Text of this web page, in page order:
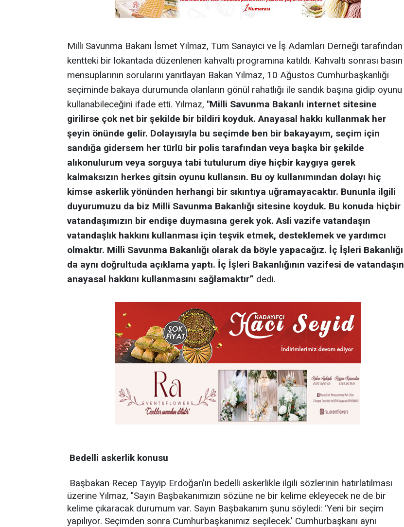
Milli Savunma Bakanı İsmet Yılmaz, Tüm Sanayici ve İş Adamları Derneği tarafından
kentteki bir lokantada düzenlenen kahvaltı programına katıldı. Kahvaltı sonrası basın
mensuplarının sorularını yanıtlayan Bakan Yılmaz, 10 Ağustos Cumhurbaşkanlığı
seçiminde bakaya durumunda olanların gönül rahatlığı ile sandık başına gidip oyunu
kullanabileceğini ifade etti. Yılmaz, "Milli Savunma Bakanlı internet sitesine
girilirse çok net bir şekilde bir bildiri koyduk. Anayasal hakkı kullanmak her
şeyin önünde gelir. Dolayısıyla bu seçimde ben bir bakayayım, seçim için
sandığa gidersem her türlü bir polis tarafından veya başka bir şekilde
alıkonulurum veya sorguya tabi tutulurum diye hiçbir kaygıya gerek
kalmaksızın herkes gitsin oyunu kullansın. Bu oy kullanımından dolayı hiç
kimse askerlik yönünden herhangi bir sıkıntıya uğramayacaktır. Bununla ilgili
duyurumuzu da biz Milli Savunma Bakanlığı sitesine koyduk. Bu konuda hiçbir
vatandaşımızın bir endişe duymasına gerek yok. Asli vazife vatandaşın
vatandaşlık hakkını kullanması için teşvik etmek, desteklemek ve yardımcı
olmaktır. Milli Savunma Bakanlığı olarak da böyle yapacağız. İç İşleri Bakanlığı
da aynı doğrultuda açıklama yaptı. İç İşleri Bakanlığının vazifesi de vatandaşın
anayasal hakkını kullanmasını sağlamaktır” dedi.
Bedelli askerlik konusu
Başbakan Recep Tayyip Erdoğan’ın bedelli askerlikle ilgili sözlerinin hatırlatılması
üzerine Yılmaz, "Sayın Başbakanımızın sözüne ne bir kelime ekleyecek ne de bir
kelime çıkaracak durumum var. Sayın Başbakanım şunu söyledi: ‘Yeni bir seçim
yapılıyor. Seçimden sonra Cumhurbaşkanımız seçilecek.’ Cumhurbaşkanı aynı